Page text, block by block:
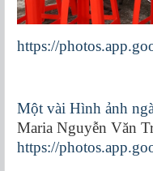
https://
Một vài Hình ảnh
Maria Nguyễn Văn
https://